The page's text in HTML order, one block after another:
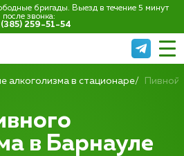
бригады. Выезд в течение 5 минут
после звонка:
(385) 259-51-54
алкоголизма в стационаре Пивной
в Барнауле